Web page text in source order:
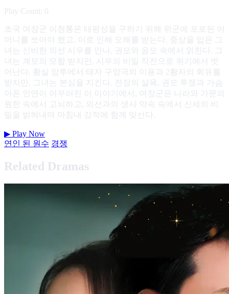
Play Count: 0
초국 여장군 이청통은 태평성을 구하기 위해 위군에 포로된 어
머니를 쏘아야 했고, 이로 인해 오해를 받는다. 중상을 입은 그
녀는 신비한 의선 시우를 만나, 권모와 음모 속에서 얽힌다. 그
녀는 계모의 모함 받지만, 시우의 비밀 작전으로 위기에서 벗
어난다. 황실 암투에서 태자 구양극의 이용과 2황자의 회유를
받지만, 그녀는 본심을 지킨다. 전장의 살육, 권모 투쟁과 가슴
아픈 인연이 어우러진 이 이야기에서, 여장군은 나라와 가문의
원한 속에서 고뇌하고, 의선과의 생사 약속 속에서 신세의 비
밀을 밝혀내며 마침내 강적에 함께 맞선다.
▶ Play Now
연인 된 원수 경쟁
Related Dramas